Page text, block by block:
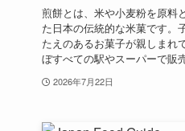
煎餅とは、米や小麦粉を原料
た日本の伝統的な米菓です。
たえのあるお菓子が親しまれ
ぼすべての駅やスーパーで販
2026年7月22日